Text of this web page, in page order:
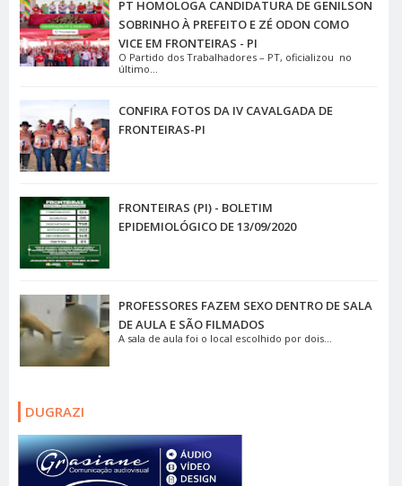
PT HOMOLOGA CANDIDATURA DE GENILSON
SOBRINHO À PREFEITO E ZÉ ODON COMO
VICE EM FRONTEIRAS - PI
O Partido dos Trabalhadores – PT, oficializou no
último...
CONFIRA FOTOS DA IV CAVALGADA DE
FRONTEIRAS-PI
FRONTEIRAS (PI) - BOLETIM
EPIDEMIOLÓGICO DE 13/09/2020
PROFESSORES FAZEM SEXO DENTRO DE SALA
DE AULA E SÃO FILMADOS
A sala de aula foi o local escolhido por dois...
DUGRAZI